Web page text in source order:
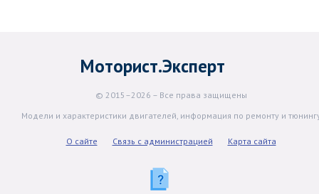
Моторист.Эксперт
© 2015–2026 – Все права защищены
Модели и характеристики двигателей, информация по ремонту и
О сайте Связь с администрацией Карта сайта